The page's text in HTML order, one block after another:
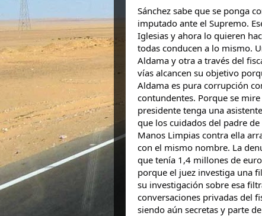
Sánchez sabe que se ponga
imputado ante el Supremo.
Iglesias y ahora lo quieren
todas conducen a lo mismo.
Aldama y otra a través del
vías alcancen su objetivo
Aldama es pura corrupción
contundentes. Porque se
presidente tenga una
que los cuidados del padre
Manos Limpias contra ella
con el mismo nombre. La
que tenía 1,4 millones de
porque el juez investiga una
su investigación sobre esa
conversaciones privadas del
siendo aún secretas y parte